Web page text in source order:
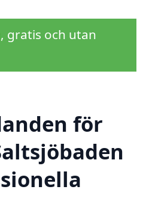
gratis och utan
för